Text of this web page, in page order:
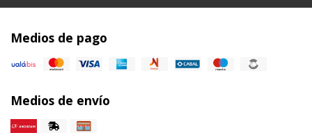
Medios de pago
Medios de envío